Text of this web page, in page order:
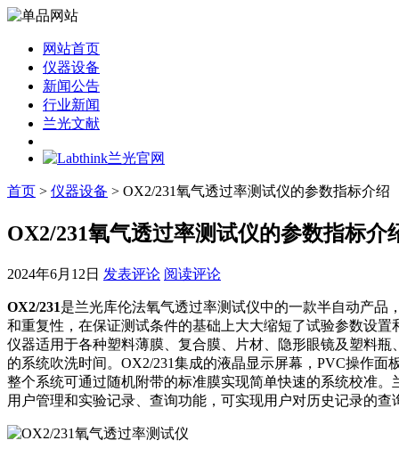
网站首页
仪器设备
新闻公告
行业新闻
兰光文献
首页 > 仪器设备 > OX2/231氧气透过率测试仪的参数指标介绍
OX2/231氧气透过率测试仪的参数指标介
2024年6月12日 发表评论 阅读评论
OX2/231是兰光库伦法氧气透过率测试仪中的一款半自动产
和重复性，在保证测试条件的基础上大大缩短了试验参数设置
仪器适用于各种塑料薄膜、复合膜、片材、隐形眼镜及塑料
的系统吹洗时间。OX2/231集成的液晶显示屏幕，PVC操作
整个系统可通过随机附带的标准膜实现简单快速的系统校准
用户管理和实验记录、查询功能，可实现用户对历史记录的查